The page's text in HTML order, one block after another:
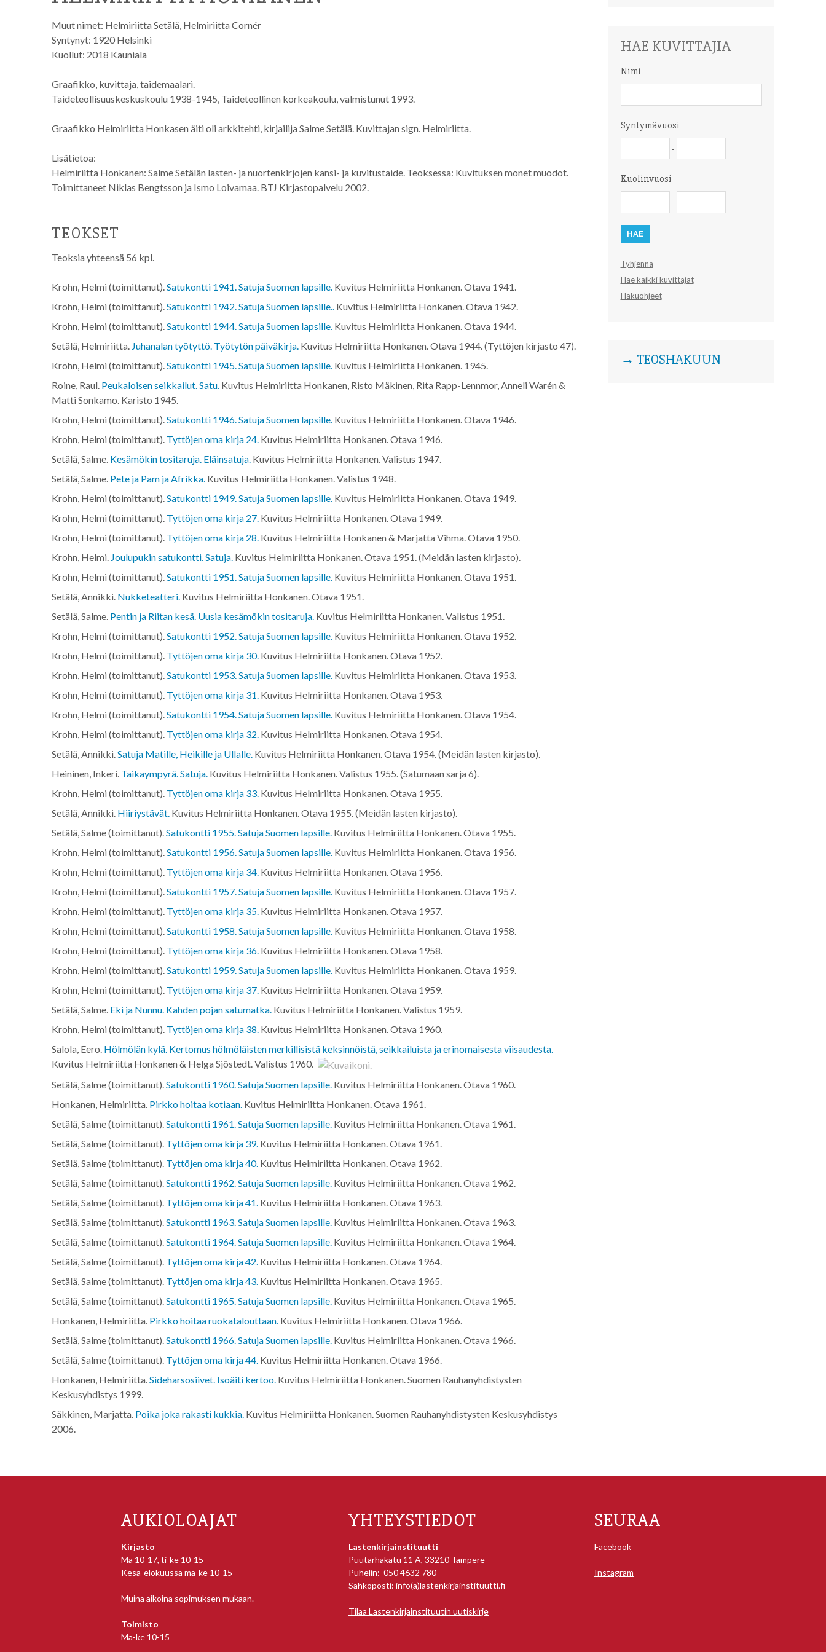
Muut nimet: Helmiriitta Setälä, Helmiriitta Cornér
Syntynyt: 1920 Helsinki
Kuollut: 2018 Kauniala
Graafikko, kuvittaja, taidemaalari.
Taideteollisuuskeskuskoulu 1938-1945, Taideteollinen korkeakoulu, valmistunut 1993.
Graafikko Helmiriitta Honkasen äiti oli arkkitehti, kirjailija Salme Setälä. Kuvittajan sign. Helmiriitta.
Lisätietoa:
Helmiriitta Honkanen: Salme Setälän lasten- ja nuortenkirjojen kansi- ja kuvitustaide. Teoksessa: Kuvituksen monet muodot.
Toimittaneet Niklas Bengtsson ja Ismo Loivamaa. BTJ Kirjastopalvelu 2002.
TEOKSET
Teoksia yhteensä 56 kpl.
Krohn, Helmi (toimittanut).Satukontti 1941. Satuja Suomen lapsille. Kuvitus Helmiriitta Honkanen. Otava 1941.
Krohn, Helmi (toimittanut).Satukontti 1942. Satuja Suomen lapsille.. Kuvitus Helmiriitta Honkanen. Otava 1942.
Krohn, Helmi (toimittanut).Satukontti 1944. Satuja Suomen lapsille. Kuvitus Helmiriitta Honkanen. Otava 1944.
Setälä, Helmiriitta. Juhanalan työtyttö. Työtytön päiväkirja. Kuvitus Helmiriitta Honkanen. Otava 1944. (Tyttöjen kirjasto 47).
Krohn, Helmi (toimittanut).Satukontti 1945. Satuja Suomen lapsille. Kuvitus Helmiriitta Honkanen. 1945.
Roine, Raul. Peukaloisen seikkailut. Satu. Kuvitus Helmiriitta Honkanen, Risto Mäkinen, Rita Rapp-Lennmor, Anneli Warén &
Matti Sonkamo. Karisto 1945.
Krohn, Helmi (toimittanut).Satukontti 1946. Satuja Suomen lapsille. Kuvitus Helmiriitta Honkanen. Otava 1946.
Krohn, Helmi (toimittanut). Tyttöjen oma kirja 24. Kuvitus Helmiriitta Honkanen. Otava 1946.
Setälä, Salme. Kesämökin tositaruja. Eläinsatuja. Kuvitus Helmiriitta Honkanen. Valistus 1947.
Setälä, Salme. Pete ja Pam ja Afrikka. Kuvitus Helmiriitta Honkanen. Valistus 1948.
Krohn, Helmi (toimittanut).Satukontti 1949. Satuja Suomen lapsille. Kuvitus Helmiriitta Honkanen. Otava 1949.
Krohn, Helmi (toimittanut). Tyttöjen oma kirja 27. Kuvitus Helmiriitta Honkanen. Otava 1949.
Krohn, Helmi (toimittanut). Tyttöjen oma kirja 28. Kuvitus Helmiriitta Honkanen & Marjatta Vihma. Otava 1950.
Krohn, Helmi. Joulupukin satukontti. Satuja. Kuvitus Helmiriitta Honkanen. Otava 1951. (Meidän lasten kirjasto).
Krohn, Helmi (toimittanut).Satukontti 1951. Satuja Suomen lapsille. Kuvitus Helmiriitta Honkanen. Otava 1951.
Setälä, Annikki. Nukketeatteri. Kuvitus Helmiriitta Honkanen. Otava 1951.
Setälä, Salme. Pentin ja Riitan kesä. Uusia kesämökin tositaruja. Kuvitus Helmiriitta Honkanen. Valistus 1951.
Krohn, Helmi (toimittanut).Satukontti 1952. Satuja Suomen lapsille. Kuvitus Helmiriitta Honkanen. Otava 1952.
Krohn, Helmi (toimittanut). Tyttöjen oma kirja 30. Kuvitus Helmiriitta Honkanen. Otava 1952.
Krohn, Helmi (toimittanut).Satukontti 1953. Satuja Suomen lapsille. Kuvitus Helmiriitta Honkanen. Otava 1953.
Krohn, Helmi (toimittanut). Tyttöjen oma kirja 31. Kuvitus Helmiriitta Honkanen. Otava 1953.
Krohn, Helmi (toimittanut).Satukontti 1954. Satuja Suomen lapsille. Kuvitus Helmiriitta Honkanen. Otava 1954.
Krohn, Helmi (toimittanut). Tyttöjen oma kirja 32. Kuvitus Helmiriitta Honkanen. Otava 1954.
Setälä, Annikki.Satuja Matille, Heikille ja Ullalle. Kuvitus Helmiriitta Honkanen. Otava 1954. (Meidän lasten kirjasto).
Heininen, Inkeri. Taikaympyrä. Satuja. Kuvitus Helmiriitta Honkanen. Valistus 1955. (Satumaan sarja 6).
Krohn, Helmi (toimittanut). Tyttöjen oma kirja 33. Kuvitus Helmiriitta Honkanen. Otava 1955.
Setälä, Annikki. Hiiriystävät. Kuvitus Helmiriitta Honkanen. Otava 1955. (Meidän lasten kirjasto).
Setälä, Salme (toimittanut).Satukontti 1955. Satuja Suomen lapsille. Kuvitus Helmiriitta Honkanen. Otava 1955.
Krohn, Helmi (toimittanut).Satukontti 1956. Satuja Suomen lapsille. Kuvitus Helmiriitta Honkanen. Otava 1956.
Krohn, Helmi (toimittanut). Tyttöjen oma kirja 34. Kuvitus Helmiriitta Honkanen. Otava 1956.
Krohn, Helmi (toimittanut).Satukontti 1957. Satuja Suomen lapsille. Kuvitus Helmiriitta Honkanen. Otava 1957.
Krohn, Helmi (toimittanut). Tyttöjen oma kirja 35. Kuvitus Helmiriitta Honkanen. Otava 1957.
Krohn, Helmi (toimittanut).Satukontti 1958. Satuja Suomen lapsille. Kuvitus Helmiriitta Honkanen. Otava 1958.
Krohn, Helmi (toimittanut). Tyttöjen oma kirja 36. Kuvitus Helmiriitta Honkanen. Otava 1958.
Krohn, Helmi (toimittanut).Satukontti 1959. Satuja Suomen lapsille. Kuvitus Helmiriitta Honkanen. Otava 1959.
Krohn, Helmi (toimittanut). Tyttöjen oma kirja 37. Kuvitus Helmiriitta Honkanen. Otava 1959.
Setälä, Salme. Eki ja Nunnu. Kahden pojan satumatka. Kuvitus Helmiriitta Honkanen. Valistus 1959.
Krohn, Helmi (toimittanut). Tyttöjen oma kirja 38. Kuvitus Helmiriitta Honkanen. Otava 1960.
Salola, Eero. Hölmölän kylä. Kertomus hölmöläisten merkillisistä keksinnöistä, seikkailuista ja erinomaisesta viisaudesta.
Kuvitus Helmiriitta Honkanen & Helga Sjöstedt. Valistus 1960.
Setälä, Salme (toimittanut).Satukontti 1960. Satuja Suomen lapsille. Kuvitus Helmiriitta Honkanen. Otava 1960.
Honkanen, Helmiriitta. Pirkko hoitaa kotiaan. Kuvitus Helmiriitta Honkanen. Otava 1961.
Setälä, Salme (toimittanut).Satukontti 1961. Satuja Suomen lapsille. Kuvitus Helmiriitta Honkanen. Otava 1961.
Setälä, Salme (toimittanut). Tyttöjen oma kirja 39. Kuvitus Helmiriitta Honkanen. Otava 1961.
Setälä, Salme (toimittanut). Tyttöjen oma kirja 40. Kuvitus Helmiriitta Honkanen. Otava 1962.
Setälä, Salme (toimittanut).Satukontti 1962. Satuja Suomen lapsille. Kuvitus Helmiriitta Honkanen. Otava 1962.
Setälä, Salme (toimittanut). Tyttöjen oma kirja 41. Kuvitus Helmiriitta Honkanen. Otava 1963.
Setälä, Salme (toimittanut).Satukontti 1963. Satuja Suomen lapsille. Kuvitus Helmiriitta Honkanen. Otava 1963.
Setälä, Salme (toimittanut).Satukontti 1964. Satuja Suomen lapsille. Kuvitus Helmiriitta Honkanen. Otava 1964.
Setälä, Salme (toimittanut). Tyttöjen oma kirja 42. Kuvitus Helmiriitta Honkanen. Otava 1964.
Setälä, Salme (toimittanut). Tyttöjen oma kirja 43. Kuvitus Helmiriitta Honkanen. Otava 1965.
Setälä, Salme (toimittanut).Satukontti 1965. Satuja Suomen lapsille. Kuvitus Helmiriitta Honkanen. Otava 1965.
Honkanen, Helmiriitta. Pirkko hoitaa ruokatalouttaan. Kuvitus Helmiriitta Honkanen. Otava 1966.
Setälä, Salme (toimittanut).Satukontti 1966. Satuja Suomen lapsille. Kuvitus Helmiriitta Honkanen. Otava 1966.
Setälä, Salme (toimittanut). Tyttöjen oma kirja 44. Kuvitus Helmiriitta Honkanen. Otava 1966.
Honkanen, Helmiriitta.Sideharsosiivet. Isoäiti kertoo. Kuvitus Helmiriitta Honkanen. Suomen Rauhanyhdistysten
Keskusyhdistys 1999.
Säkkinen, Marjatta. Poika joka rakasti kukkia. Kuvitus Helmiriitta Honkanen. Suomen Rauhanyhdistysten Keskusyhdistys
2006.
HAE KUVITTAJIA
Nimi
Syntymävuosi
-
Kuolinvuosi
-
Tyhjennä
Hae kaikki kuvittajat
Hakuohjeet
→ TEOSHAKUUN
AUKIOLOAJAT
Kirjasto
Ma 10-17, ti-ke 10-15
Kesä-elokuussa ma-ke 10-15
Muina aikoina sopimuksen mukaan.
Toimisto
Ma-ke 10-15
YHTEYSTIEDOT
Lastenkirjainstituutti
Puutarhakatu 11 A, 33210 Tampere
Puhelin: 050 4632 780
Sähköposti: info(a)lastenkirjainstituutti.fi
Tilaa Lastenkirjainstituutin uutiskirje
SEURAA
Facebook
Instagram